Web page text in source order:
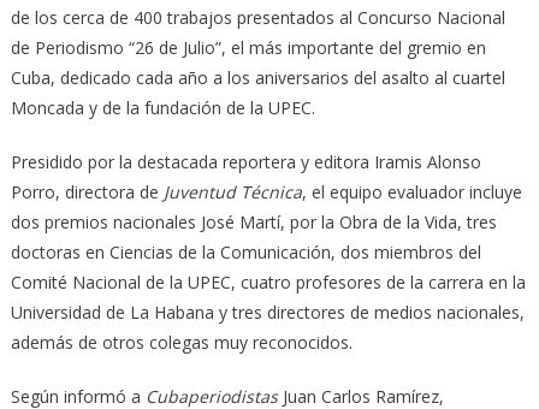
de los cerca de 400 trabajos presentados al Concurso Nacional
de Periodismo “26 de Julio”, el más importante del gremio en
Cuba, dedicado cada año a los aniversarios del asalto al cuartel
Moncada y de la fundación de la UPEC.
Presidido por la destacada reportera y editora Iramis Alonso
Porro, directora de Juventud Técnica, el equipo evaluador incluye
dos premios nacionales José Martí, por la Obra de la Vida, tres
doctoras en Ciencias de la Comunicación, dos miembros del
Comité Nacional de la UPEC, cuatro profesores de la carrera en la
Universidad de La Habana y tres directores de medios nacionales,
además de otros colegas muy reconocidos.
Según informó a CubaperiodistasJuan Carlos Ramírez,